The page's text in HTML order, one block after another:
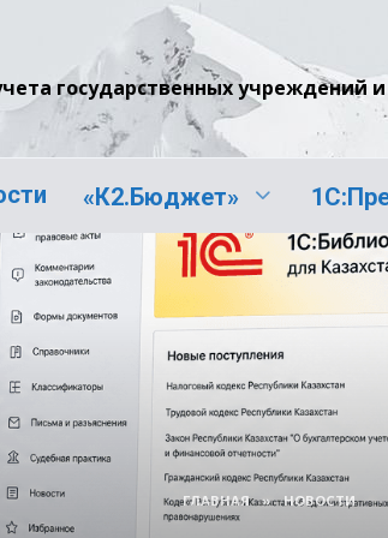
государственных учреждений
«К2.Бюджет»
ГЛАВНАЯ » НОВОСТИ